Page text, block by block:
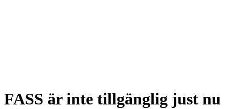
FASS är inte tillgänglig just nu